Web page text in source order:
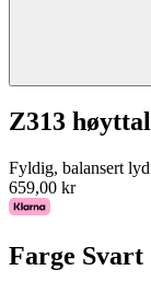
Z313
Fyldig, balansert lyd
659,00 kr
Farge Svart